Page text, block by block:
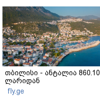
თბილისი - ანტალია 860.10
ლარიდან
fly.ge